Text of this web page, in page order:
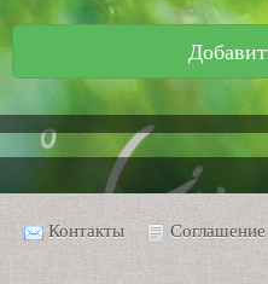
Контакты Соглашение